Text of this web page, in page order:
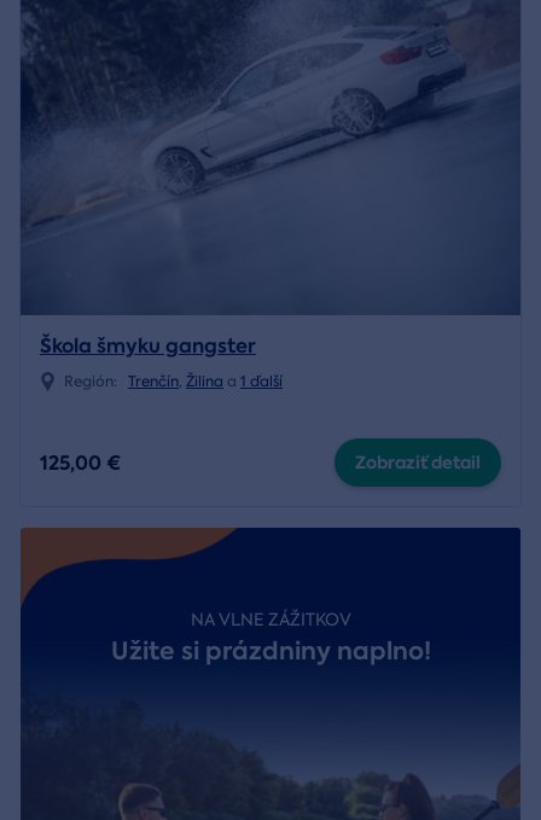
Škola šmyku gangster
Región: Trenčín, Žilina a 1 ďalší
125,00 € Zobraziť detail
NA VLNE ZÁŽITKOV
Užite si prázdniny naplno!